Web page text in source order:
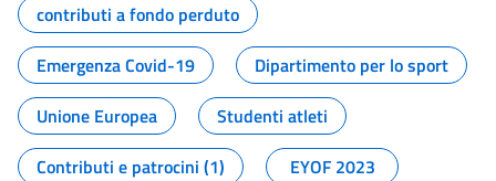
contributi a fondo perduto
Emergenza Covid-19
Dipartimento per lo sport
Unione Europea
Studenti atleti
Contributi e patrocini (1)
EYOF 2023